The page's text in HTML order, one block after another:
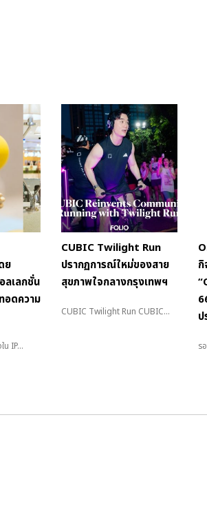
ย
ลเลกชั่น
อดความ
น IP...
CUBIC Twilight Run
ปรากฏการณ์ใหม่ของสาย
สุขภาพใจกลางกรุงเทพฯ
CUBIC Twilight Run CUBIC...
ป
ร